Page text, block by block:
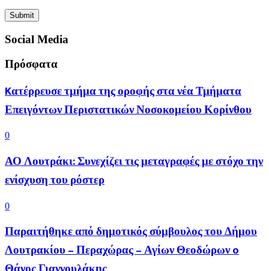
Social Media
Πρόσφατα
Kατέρρευσε τμήμα της οροφής στα νέα Τμήματα
Επειγόντων Περιστατικών Νοσοκομείου Κορίνθου
0
ΑΟ Λουτράκι: Συνεχίζει τις μεταγραφές με στόχο την
ενίσχυση του ρόστερ
0
Παραιτήθηκε από δημοτικός σύμβουλος του Δήμου
Λουτρακίου – Περαχώρας – Αγίων Θεοδώρων o